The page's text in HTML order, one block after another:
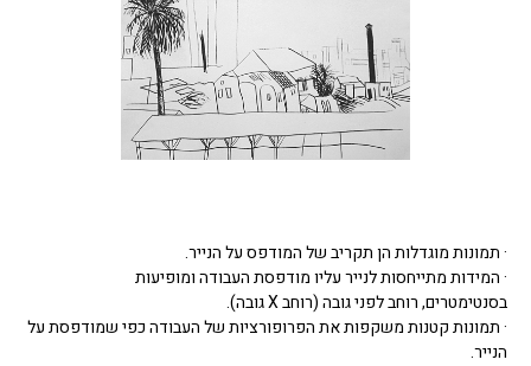
· תמונות מוגדלות הן תקריב של המודפס על הנייר.
· המידות מתייחסות לנייר עליו מודפסת העבודה ומופיעות
בסנטימטרים, רוחב לפני גובה (רוחב X גובה).
· תמונות קטנות משקפות את הפרופורציות של העבודה כפי שמודפסת על
הנייר.